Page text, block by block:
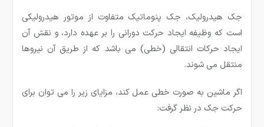
جک هیدرولیک، جک پنوماتیک متفاوت از موتور هیدرولیکی
است که وظیفه ایجاد حرکت دورانی را بر عهده دارد، و نقش آن
ایجاد حرکات انتقالی (خطی) می باشد که از طریق آن نیروها
منتقل می شوند.
اگر ماشین به صورت خطی عمل کند، مزایای زیر را می توان برای
حرکت جک در نظر گرفت: